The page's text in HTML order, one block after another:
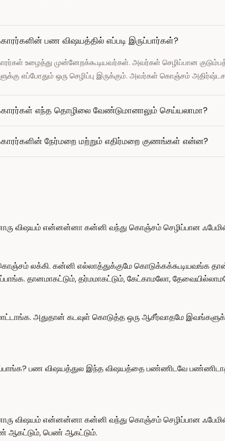
பண விஷயத்தில் எப்படி இருப்பார்கள்?
உழைத்து முன்னேறக்கூடியவர்கள். அவர்கள் செழிப்பான
எப்போதும் ஒரு செழிப்பு இருக்கும். அவர்கள் கொஞ்சம்
எந்த தொழிலை வேண்டுமானாலும் செய்யலாமா?
நேர்மறை மற்றும் எதிர்மறை குணங்கள் என்ன?
விஷயம் என்னன்னா கன்னி வந்து கொஞ்சம் செழிப்பான
லக்கி. கன்னி எல்லாத்துக்குமே கொடுக்கக்கூடியவங்க
தானமாகட்டும், தர்மமாகட்டும், கேட்காமலோ,
அதுதான் கடவுள் கொடுத்த ஒரு ஆசீர்வாதமே
பண விஷயத்துல இந்த விஷயத்தை பண்ணிடவே
விஷயம் என்னன்னா கன்னி வந்து கொஞ்சம் செழிப்பான
ஆகட்டும், பெண் ஆகட்டும்.